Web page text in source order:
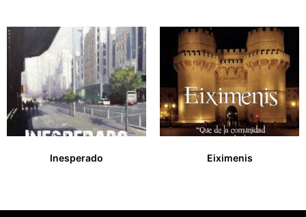
Inesperado
Eiximenis